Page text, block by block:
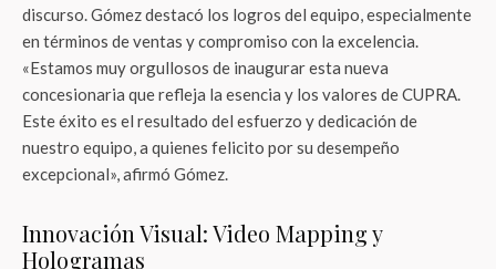
discurso. Gómez destacó los logros del equipo, especialmente
en términos de ventas y compromiso con la excelencia.
«Estamos muy orgullosos de inaugurar esta nueva
concesionaria que refleja la esencia y los valores de CUPRA.
Este éxito es el resultado del esfuerzo y dedicación de
nuestro equipo, a quienes felicito por su desempeño
excepcional», afirmó Gómez.
Innovación Visual: Video Mapping y
Hologramas